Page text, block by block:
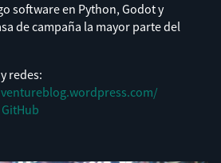
software en Python, Godot y
de campaña la mayor parte del
redes: